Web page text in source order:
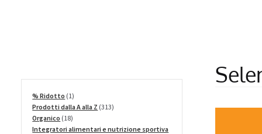
% Ridotto 11
prodotto
Prodotti dalla A alla Z 313313
Organico 1818
prodotti
Integratori alimentari e nutrizione sportiva